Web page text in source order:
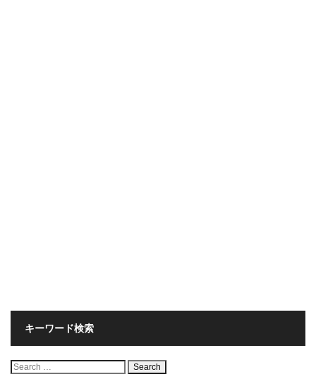
キーワード検索
検
索: